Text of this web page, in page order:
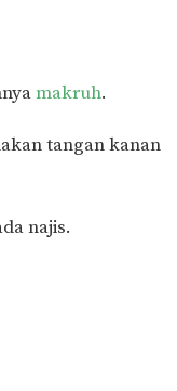
makruh.
tangan kanan
najis.